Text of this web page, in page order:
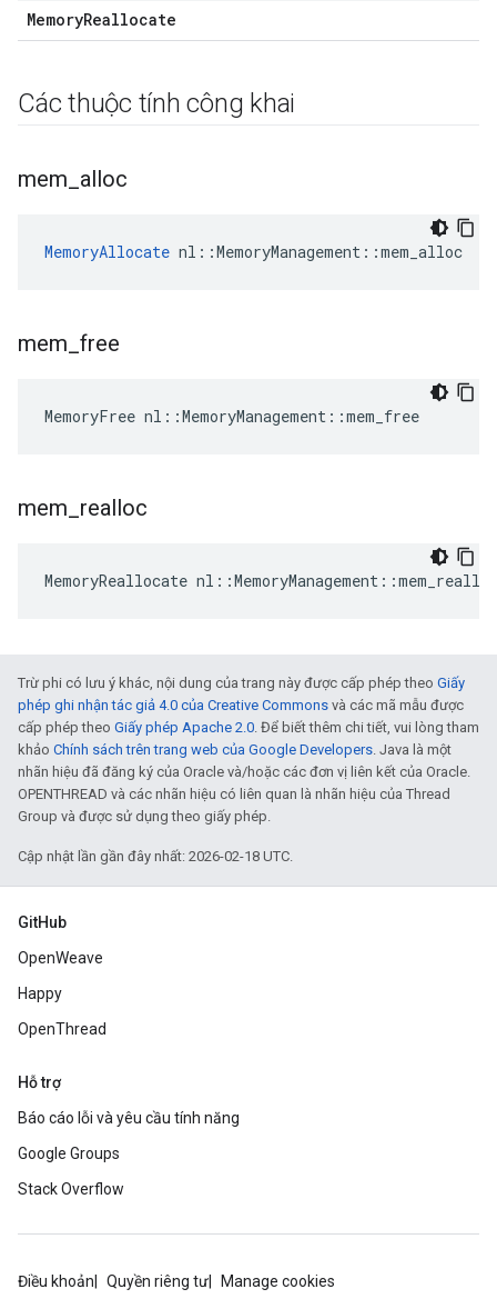
MemoryReallocate
Các thuộc tính công khai
mem alloc
MemoryAllocate nl::MemoryManagement::mem_alloc
mem free
MemoryFree nl::MemoryManagement::mem_free
mem realloc
MemoryReallocate nl::MemoryManagement::mem_realloc
Trừ phi có lưu ý khác, nội dung của trang này được cấp phép theo Giấy
phép ghi nhận tác giả 4.0 của Creative Commons và các mã mẫu được
cấp phép theo Giấy phép Apache 2.0. Để biết thêm chi tiết, vui lòng tham
khảo Chính sách trên trang web của Google Developers. Java là một
nhãn hiệu đã đăng ký của Oracle và/hoặc các đơn vị liên kết của Oracle.
OPENTHREAD và các nhãn hiệu có liên quan là nhãn hiệu của Thread
Group và được sử dụng theo giấy phép.
Cập nhật lần gần đây nhất: 2026-02-18 UTC.
GitHub
OpenWeave
Happy
OpenThread
Hỗ trợ
Báo cáo lỗi và yêu cầu tính năng
Google Groups
Stack Overflow
Điều khoản Quyền riêng tư Manage cookies